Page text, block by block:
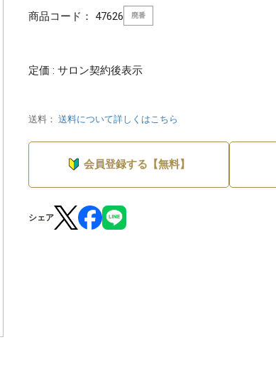
商品コード： 47626 廃番
定価 : サロン契約後表示
送料： 送料について詳しくはこちら
会員登録する【無料】
シェア